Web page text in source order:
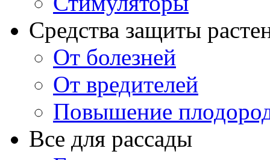
Средства защиты
От болезней
От вредителей
Повышение
Все для рассады